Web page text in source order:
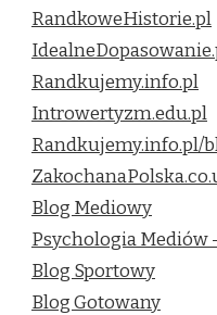
RandkoweHistorie.pl
Randkujemy.info.pl
Introwertyzm.edu.pl
Randkujemy.info.pl/
Blog Mediowy
Psychologia Mediów
Blog Sportowy
Blog Gotowany